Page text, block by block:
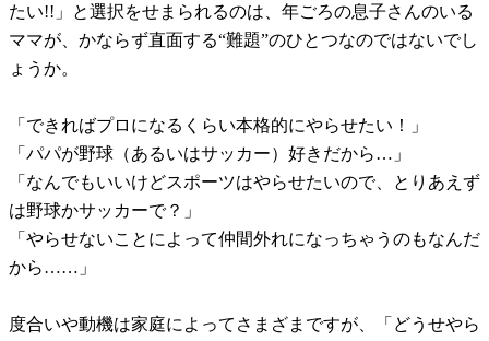
たい!!」と選択をせまられるのは、年ごろの息子さんのいる
ママが、かならず直面する“難題”のひとつなのではないでし
ょうか。
「できればプロになるくらい本格的にやらせたい！」
「パパが野球（あるいはサッカー）好きだから…」
「なんでもいいけどスポーツはやらせたいので、とりあえず
は野球かサッカーで？」
「やらせないことによって仲間外れになっちゃうのもなんだ
から……」
度合いや動機は家庭によってさまざまですが、「どうせやら